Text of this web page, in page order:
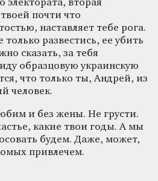
электората, вторая
почти что
наставляет тебе рога.
развестись, ее убить
сказать, за тебя
образцовую украинскую
что только ты, Андрей, из
человек.
и без жены. Не грусти.
какие твои годы. А мы
будем. Даже, может,
привлечем.